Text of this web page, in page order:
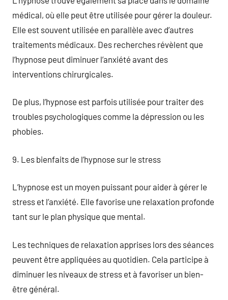
médical, où elle peut être utilisée pour gérer la douleur.
Elle est souvent utilisée en parallèle avec d’autres
traitements médicaux. Des recherches révèlent que
l’hypnose peut diminuer l’anxiété avant des
interventions chirurgicales.
De plus, l’hypnose est parfois utilisée pour traiter des
troubles psychologiques comme la dépression ou les
phobies.
9. Les bienfaits de l’hypnose sur le stress
L’hypnose est un moyen puissant pour aider à gérer le
stress et l’anxiété. Elle favorise une relaxation profonde
tant sur le plan physique que mental.
Les techniques de relaxation apprises lors des séances
peuvent être appliquées au quotidien. Cela participe à
diminuer les niveaux de stress et à favoriser un bien-
être général.